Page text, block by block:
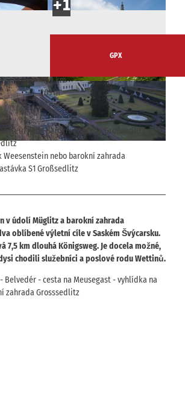
Sächsische Schweiz
Sächsische
Schweiz
© Ernst Wrba, Ernst Wrba
GPX
7.59 km
205 m
272 m
nebo barokní zahrada Großsedlitz nebo
Weesenstein nebo barokní zahrada
S1 Großsedlitz
v údolí Müglitz a barokní zahrada
oblíbené výletní cíle v Saském Švýcarsku.
7,5 km dlouhá Königsweg. Je docela možné,
chodili služebníci a poslové rodu Wettinů.
Belvedér - cesta na Meusegast - vyhlídka na
zahrada Grosssedlitz